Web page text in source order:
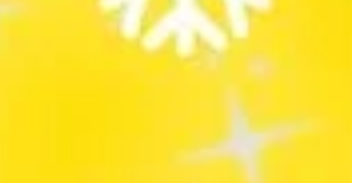
Blog-Artikel schon mal einen Blick
das nächste Jahr , auf die Themen ,
die wir mit den Rückmeldungen und
Wünschen von KinderbuchKreativen